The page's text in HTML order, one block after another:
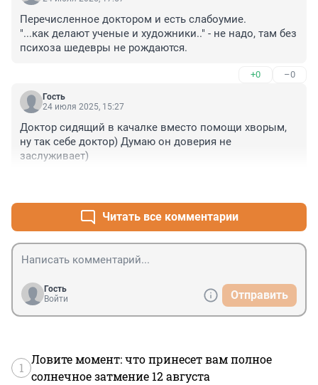
третьем уроке например ввели бы...
Перечисленное доктором и есть слабоумие.
"...как делают ученые и художники.." - не надо, там без
психоза шедевры не рождаются.
+0 –0
Гость
24 июля 2025, 15:27
Доктор сидящий в качалке вместо помощи хворым,
ну так себе доктор) Думаю он доверия не
заслуживает)
Читать все комментарии
Гость
Войти
Отправить
1
Ловите момент: что принесет вам полное
солнечное затмение 12 августа